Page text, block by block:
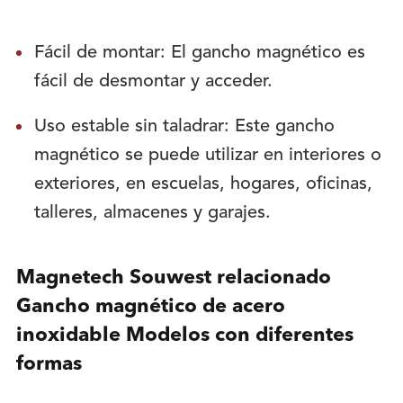
Fácil de montar: El gancho magnético es
fácil de desmontar y acceder.
Uso estable sin taladrar: Este gancho
magnético se puede utilizar en interiores o
exteriores, en escuelas, hogares, oficinas,
talleres, almacenes y garajes.
Magnetech Souwest relacionado
Gancho magnético de acero
inoxidable Modelos con diferentes
formas